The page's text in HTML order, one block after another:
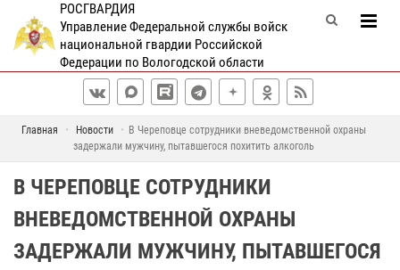
РОСГВАРДИЯ
Управление Федеральной службы войск
национальной гвардии Российской
Федерации по Вологодской области
Главная Новости
В Череповце сотрудники вневедомственной охраны
задержали мужчину, пытавшегося похитить алкоголь
В ЧЕРЕПОВЦЕ СОТРУДНИКИ
ВНЕВЕДОМСТВЕННОЙ ОХРАНЫ
ЗАДЕРЖАЛИ МУЖЧИНУ, ПЫТАВШЕГОСЯ